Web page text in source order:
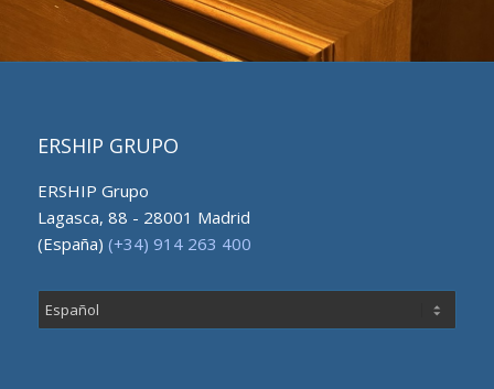
ERSHIP GRUPO
ERSHIP Grupo
Lagasca, 88 - 28001 Madrid
(España) (+34) 914 263 400
un